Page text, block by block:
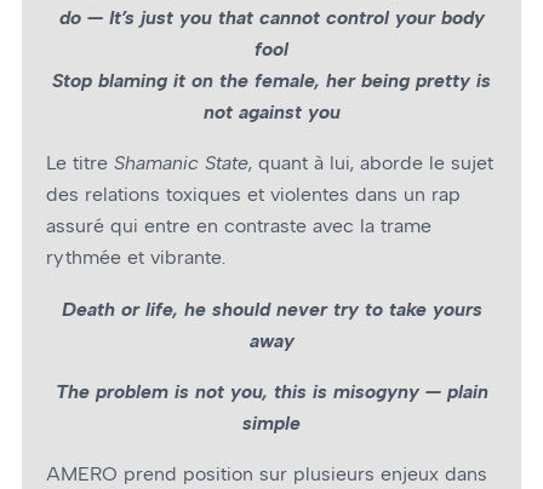
do — It’s just you that cannot control your body
fool
Stop blaming it on the female, her being pretty is
not against you
Le titre Shamanic State, quant à lui, aborde le sujet
des relations toxiques et violentes dans un rap
assuré qui entre en contraste avec la trame
rythmée et vibrante.
Death or life, he should never try to take yours
away
The problem is not you, this is misogyny — plain
simple
AMERO prend position sur plusieurs enjeux dans